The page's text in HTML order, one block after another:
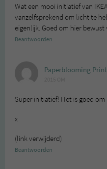
Wat een mooi initiatief van
vanzelfsprekend om licht te
eigenlijk. Goed om hier
Beantwoorden
Paperblooming
Super initiatief! Het is goed
x
(link verwijderd)
Beantwoorden